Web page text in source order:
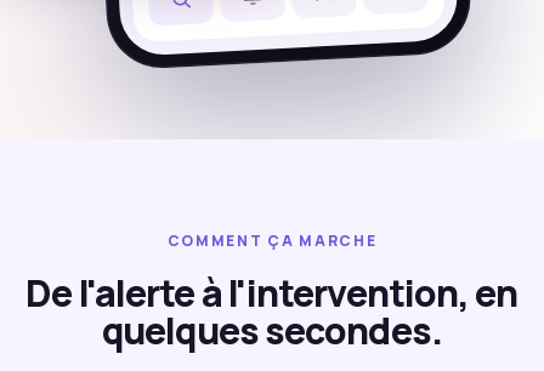
COMMENT ÇA MARCHE
De l'alerte à l'intervention, en
quelques secondes.